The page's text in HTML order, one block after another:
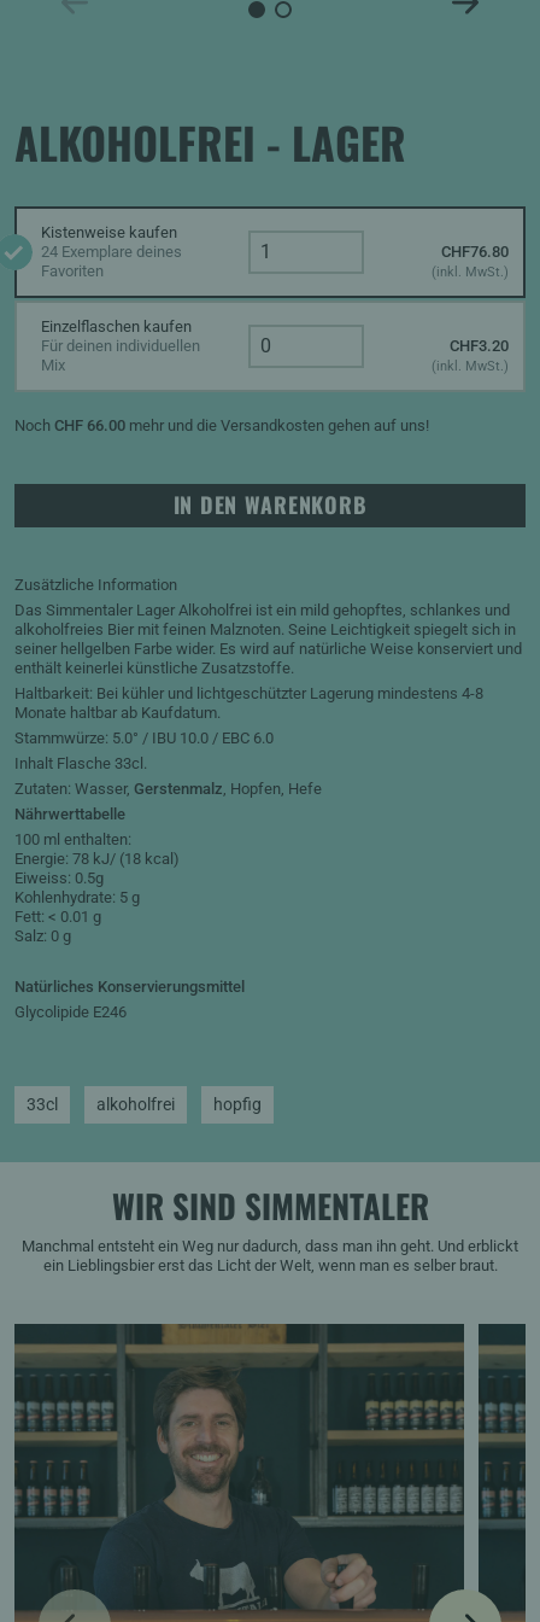
ALKOHOLFREI - LAGER
Kistenweise kaufen
24 Exemplare deines
Favoriten
Quantity
CHF76.80
(inkl. MwSt.)
Einzelflaschen kaufen
Für deinen individuellen
Mix
Quantity
CHF3.20
(inkl. MwSt.)
Noch CHF 66.00 mehr und die Versandkosten gehen auf uns!
IN DEN WARENKORB
Zusätzliche Information
Das Simmentaler Lager Alkoholfrei ist ein mild gehopftes, schlankes und
alkoholfreies Bier mit feinen Malznoten. Seine Leichtigkeit spiegelt sich in
seiner hellgelben Farbe wider. Es wird auf natürliche Weise konserviert und
enthält keinerlei künstliche Zusatzstoffe.
Haltbarkeit: Bei kühler und lichtgeschützter Lagerung mindestens 4-8
Monate haltbar ab Kaufdatum.
Stammwürze: 5.0° / IBU 10.0 / EBC 6.0
Inhalt Flasche 33cl.
Zutaten: Wasser, Gerstenmalz , Hopfen, Hefe
Nährwerttabelle
100 ml enthalten:
Energie: 78 kJ/ (18 kcal)
Eiweiss: 0.5g
Kohlenhydrate: 5 g
Fett: < 0.01 g
Salz: 0 g
Natürliches Konservierungsmittel
Glycolipide E246
33cl alkoholfrei hopfig
WIR SIND SIMMENTALER
Manchmal entsteht ein Weg nur dadurch, dass man ihn geht. Und erblickt
ein Lieblingsbier erst das Licht der Welt, wenn man es selber braut.